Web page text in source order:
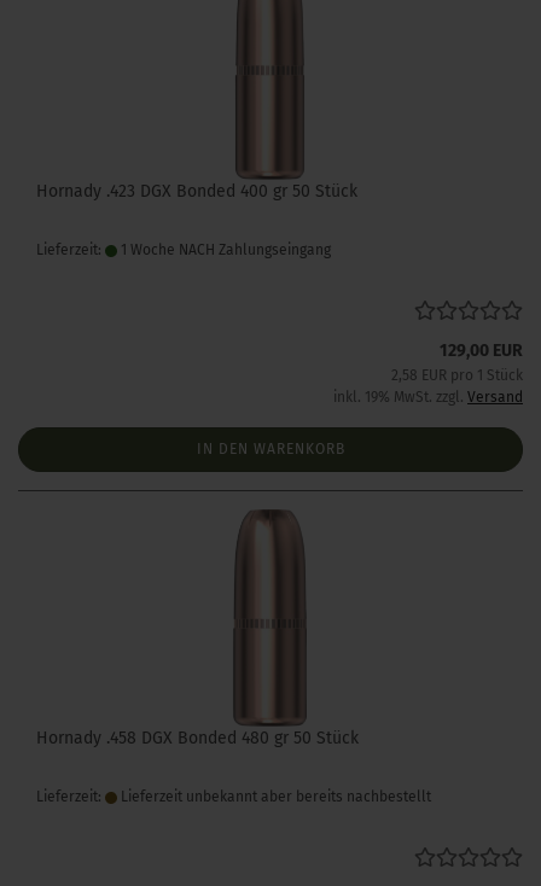
Hornady .423 DGX Bonded 400 gr 50 Stück
Lieferzeit: 1 Woche NACH Zahlungseingang
129,00 EUR
2,58 EUR pro 1 Stück
inkl. 19% MwSt. zzgl. Versand
IN DEN WARENKORB
Hornady .458 DGX Bonded 480 gr 50 Stück
Lieferzeit: Lieferzeit unbekannt aber bereits nachbestellt